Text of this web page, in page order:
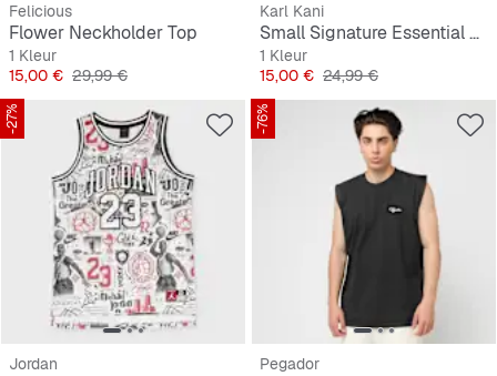
Felicious
Flower Neckholder Top
1 Kleur
Prijs
15,00 € Originele Prijs
29,99 €
Karl Kani
Small Signature Essential Sleeveless Tee
1 Kleur
Prijs
15,00 € Originele Prijs
24,99 €
-27%
Jordan
-76%
Pegador